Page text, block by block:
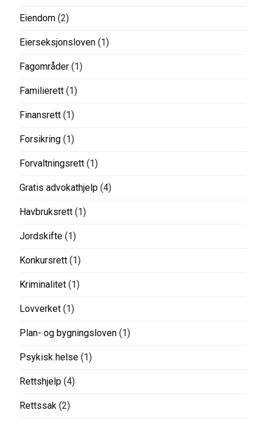
Eiendom (2)
Eierseksjonsloven (1)
Fagområder (1)
Familierett (1)
Finansrett (1)
Forsikring (1)
Forvaltningsrett (1)
Gratis advokathjelp (4)
Havbruksrett (1)
Jordskifte (1)
Konkursrett (1)
Kriminalitet (1)
Lovverket (1)
Plan- og bygningsloven (1)
Psykisk helse (1)
Rettshjelp (4)
Rettssak (2)